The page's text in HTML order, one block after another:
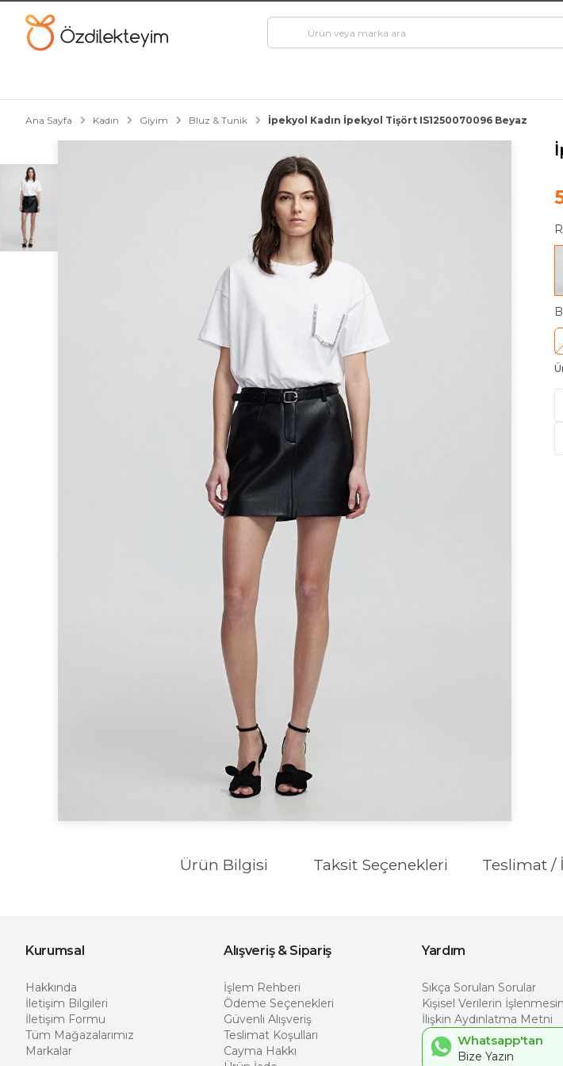
Ana Sayfa Kadın Giyim Bluz & Tunik İpekyol Kadın İpekyol Tişört IS1250070096 Beyaz
Ürün Bilgisi Taksit Seçenekleri Teslimat /
Kurumsal
Hakkında
İletişim Bilgileri
İletişim Formu
Tüm Mağazalarımız
Markalar
Alışveriş & Sipariş
İşlem Rehberi
Ödeme Seçenekleri
Güvenli Alışveriş
Teslimat Koşulları
Cayma Hakkı
Yardım
Sıkça Sorulan Sorular
Kişisel Verilerin
İlişkin Aydınlatma Metni
Whatsapp'tan